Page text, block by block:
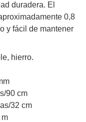
duradera. El
0,8
y fácil de mantener
hierro.
90 cm
32 cm